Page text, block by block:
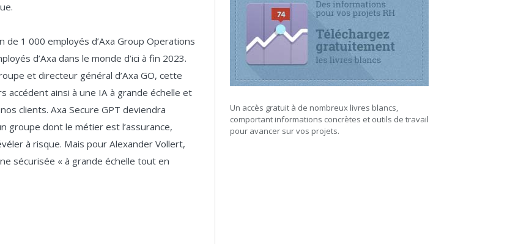
de 1 000 employés d’Axa Group Operations
d’Axa dans le monde d’ici à fin 2023.
et directeur général d’Axa GO, cette
ainsi à une IA à grande échelle et
clients. Axa Secure GPT deviendra
groupe dont le métier est l’assurance,
à risque. Mais pour Alexander Vollert,
sécurisée « à grande échelle tout en
Un accès gratuit à de nombreux livres blancs,
comportant informations concrètes et outils de travail
pour avancer sur vos projets.